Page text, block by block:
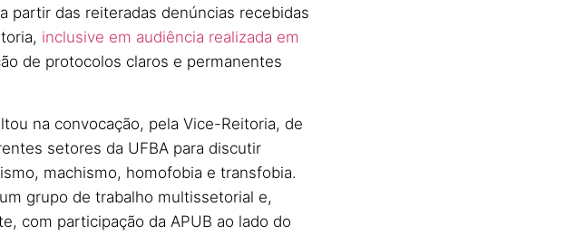
partir das reiteradas denúncias recebidas
inclusive em audiência realizada em
de protocolos claros e permanentes
na convocação, pela Vice-Reitoria, de
setores da UFBA para discutir
machismo, homofobia e transfobia.
grupo de trabalho multissetorial e,
com participação da APUB ao lado do